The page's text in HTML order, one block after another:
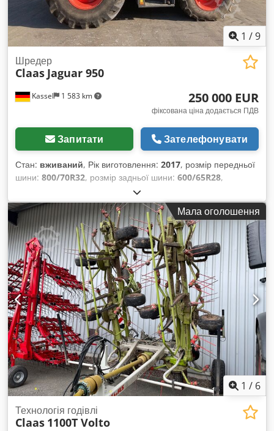
1 /9
Kassel 1 583 km
Шредер
Claas Jaguar 950
250 000 EUR
фіксована ціна додається ПДВ
Запитати Зателефонувати
Стан: вживаний, Рік виготовлення: 2017, розмір передньої
шини: 800/70R32, розмір задньої шини: 600/65R28,
Мала оголошення
1 / 6
Технологія годівлі
Claas 1100T Volto